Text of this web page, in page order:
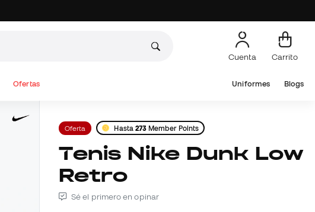
Cuenta Carrito
Ofertas Uniformes Blogs
Oferta Hasta 273 Member Points
Tenis Nike Dunk Low
Retro
Sé el primero en opinar